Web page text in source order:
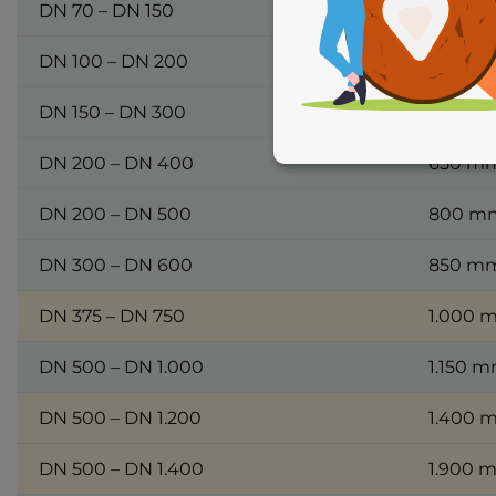
DN 70 – DN 150 370
DN 100 – DN 200 550
DN 150 – DN 300 550
DN 200 – DN 400 650
DN 200 – DN 500 800
DN 300 – DN 600 850
DN 375 – DN 750 1.000
DN 500 – DN 1.000 1.150
DN 500 – DN 1.200 1.400
DN 500 – DN 1.400 1.900